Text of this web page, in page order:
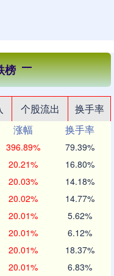
榜
个股流出
换手率
涨幅
换手率
396.89% 79.39%
20.21% 16.80%
20.03% 14.18%
20.02% 14.77%
20.01% 5.62%
20.01% 6.12%
20.01% 18.37%
20.01% 6.83%